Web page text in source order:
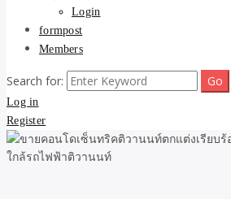
Login
formpost
Members
Search for:
Log in
Register